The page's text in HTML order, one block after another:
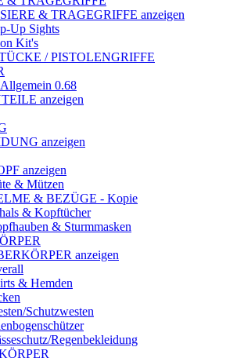
& TRAGEGRIFFE anzeigen
Up Sights
Kit's
/ PISTOLENGRIFFE
0.68
anzeigen
anzeigen
anzeigen
& Mützen
& BEZÜGE - Kopie
& Kopftücher
& Sturmmasken
anzeigen
& Hemden
Schutzwesten
Regenbekleidung